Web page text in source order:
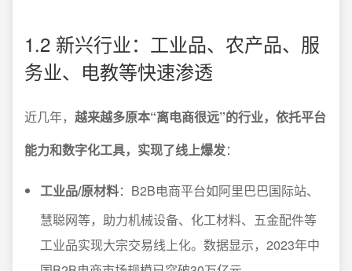
1.2 新兴行业：工业品、农产品、服
务业、电教等快速渗透
近几年， 越来越多原本“离电商很远”的行业，依托平台
能力和数字化工具，实现了线上爆发：
工业品/原材料：B2B电商平台如阿里巴巴国际站、
慧聪网等，助力机械设备、化工材料、五金配件等
工业品实现大宗交易线上化。数据显示，2023年中